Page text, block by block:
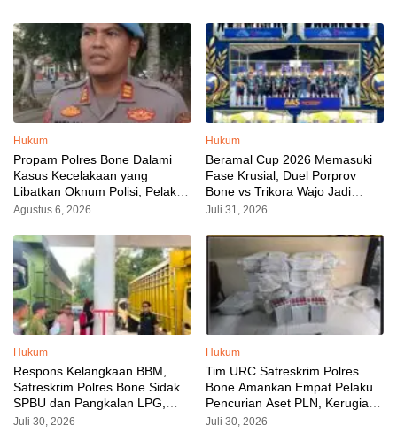
Hukum
Propam Polres Bone Dalami
Kasus Kecelakaan yang
Libatkan Oknum Polisi, Pelaku
Sudah Diamankan
Agustus 6, 2026
Hukum
Beramal Cup 2026 Memasuki
Fase Krusial, Duel Porprov
Bone vs Trikora Wajo Jadi
Sorotan Malam Ini
Juli 31, 2026
Hukum
Respons Kelangkaan BBM,
Satreskrim Polres Bone Sidak
SPBU dan Pangkalan LPG,
AKP Alvin Aji Imbau Pengelola
Juli 30, 2026
Hukum
Tim URC Satreskrim Polres
Bone Amankan Empat Pelaku
Pencurian Aset PLN, Kerugian
Ditaksir Capai Rp 3 Milyar
Juli 30, 2026